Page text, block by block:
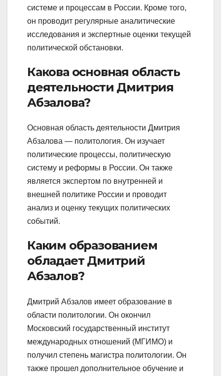
системе и процессам в России. Кроме того,
он проводит регулярные аналитические
исследования и экспертные оценки текущей
политической обстановки.
Какова основная область
деятельности Дмитрия
Абзалова?
Основная область деятельности Дмитрия
Абзалова — политология. Он изучает
политические процессы, политическую
систему и реформы в России. Он также
является экспертом по внутренней и
внешней политике России и проводит
анализ и оценку текущих политических
событий.
Каким образованием
обладает Дмитрий
Абзалов?
Дмитрий Абзалов имеет образование в
области политологии. Он окончил
Московский государственный институт
международных отношений (МГИМО) и
получил степень магистра политологии. Он
также прошел дополнительное обучение и